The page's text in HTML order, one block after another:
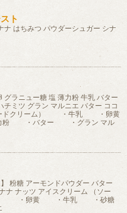
ト
ナ はちみつ パウダーシュガー シナ
グラニュー糖 塩 薄力粉 牛乳 バター
チミツ グラン マルニエ バター ココ
ードクリーム） ・牛乳 ・卵黄
・バター ・グラン マル
粉糖 アーモンドパウダー バター
ナ ナッツ アイスクリーム （ソー
エ） ・卵黄 ・牛乳 ・砂糖